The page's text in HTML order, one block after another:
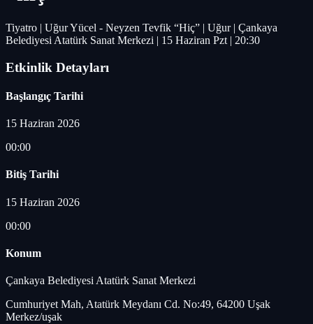
Tiyatro | Uğur Yücel - Neyzen Tevfik “Hiç” | Uğur | Çankaya
Belediyesi Atatürk Sanat Merkezi | 15 Haziran Pzt | 20:30
Etkinlik Detayları
Başlangıç Tarihi
15 Haziran 2026
00:00
Bitiş Tarihi
15 Haziran 2026
00:00
Konum
Çankaya Belediyesi Atatürk Sanat Merkezi
Cumhuriyet Mah, Atatürk Meydanı Cd. No:49, 64200 Uşak
Merkez/uşak